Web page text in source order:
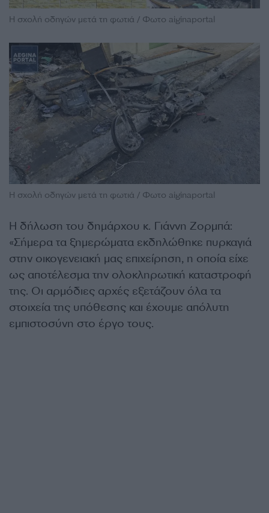
Η σχολή οδηγών μετά τη φωτιά / Φωτο aiginaportal
Η σχολή οδηγών μετά τη φωτιά / Φωτο aiginaportal
Η δήλωση του δημάρχου κ. Γιάννη Ζορμπά:
«Σήμερα τα ξημερώματα εκδηλώθηκε πυρκαγιά
στην οικογενειακή μας επιχείρηση, η οποία είχε
ως αποτέλεσμα την ολοκληρωτική καταστροφή
της. Οι αρμόδιες αρχές εξετάζουν όλα τα
στοιχεία της υπόθεσης και έχουμε απόλυτη
εμπιστοσύνη στο έργο τους.